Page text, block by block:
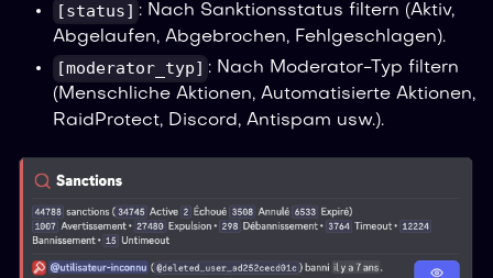
[status] : Nach Sanktionsstatus filtern (Aktiv,
Abgelaufen, Abgebrochen, Fehlgeschlagen).
[moderator_typ] : Nach Moderator-Typ filtern
(Menschliche Aktionen, Automatisierte Aktionen,
RaidProtect, Discord, Antispam usw.).